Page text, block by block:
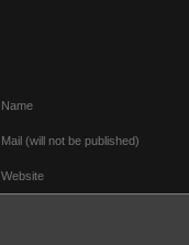
Name
Mail (will not be published)
Website